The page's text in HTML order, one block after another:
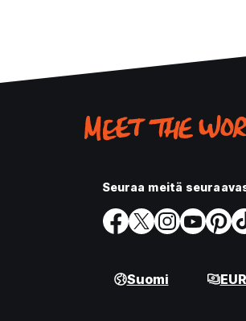
Seuraa meitä
Suomi EUR